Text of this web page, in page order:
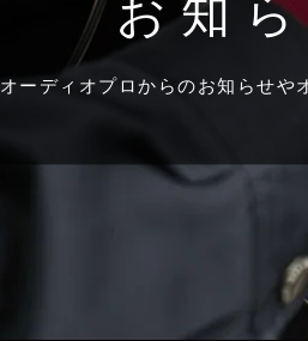
お知
オーディオプロからのお知らせや